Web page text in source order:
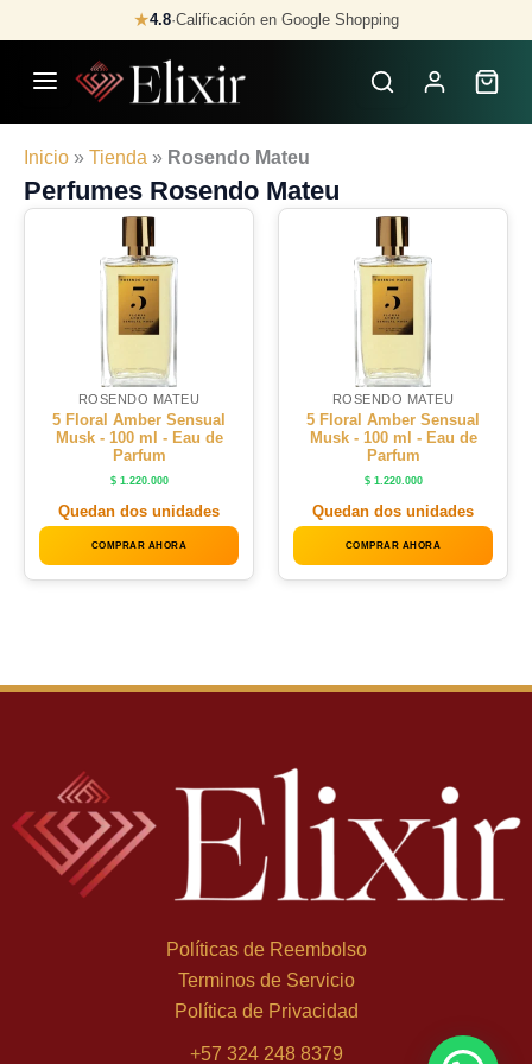
to
content
★4.8·Calificación en Google Shopping
Inicio » Tienda » Rosendo Mateu
Perfumes Rosendo Mateu
ROSENDO MATEU
5 Floral Amber Sensual
Musk - 100 ml - Eau de
Parfum
$1.220.000
Quedan dos unidades
COMPRAR AHORA
ROSENDO MATEU
5 Floral Amber Sensual
Musk - 100 ml - Eau de
Parfum
$1.220.000
Quedan dos unidades
COMPRAR AHORA
Políticas de Reembolso
Terminos de Servicio
Política de Privacidad
+57 324 248 8379